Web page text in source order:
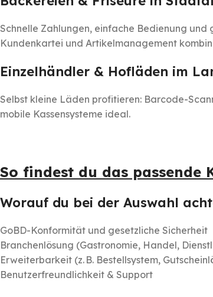
Schnelle Zahlungen, einfache Bedienung und
Kundenkartei und Artikelmanagement
Einzelhändler & Hofläden im
Selbst kleine Läden profitieren: Barcode-
mobile Kassensysteme ideal.
So findest du das passende
Worauf du bei der Auswahl
GoBD-Konformität und gesetzliche Sicherheit
Branchenlösung (Gastronomie, Handel,
Erweiterbarkeit (z. B. Bestellsystem,
Benutzerfreundlichkeit & Support